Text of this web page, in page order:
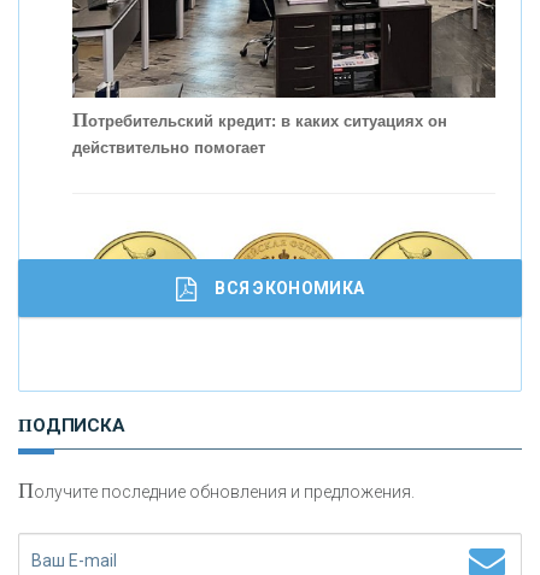
Потребительский кредит: в каких ситуациях он
действительно помогает
И
сохранения и увеличения капитала
ВСЯ ЭКОНОМИКА
ПОДПИСКА
Получите последние обновления и предложения.